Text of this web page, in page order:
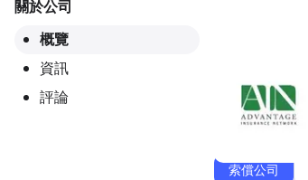
關於公司
概覽
資訊
評論
索償公司